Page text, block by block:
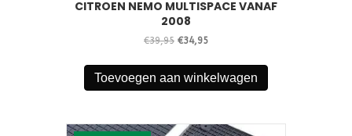
CITROEN NEMO MULTISPACE VANAF
2008
€39,95 Oorspronkelijke
was:
€39,95.
€34,95Huidige
is:
€34,95.
Toevoegen aan winkelwagen